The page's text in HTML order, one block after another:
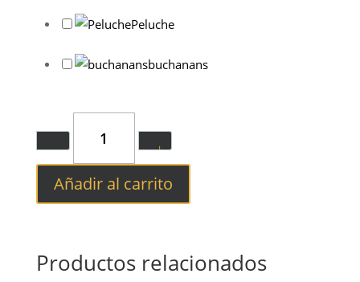
Peluche
buchanans
Añadir al carrito
Productos relacionados